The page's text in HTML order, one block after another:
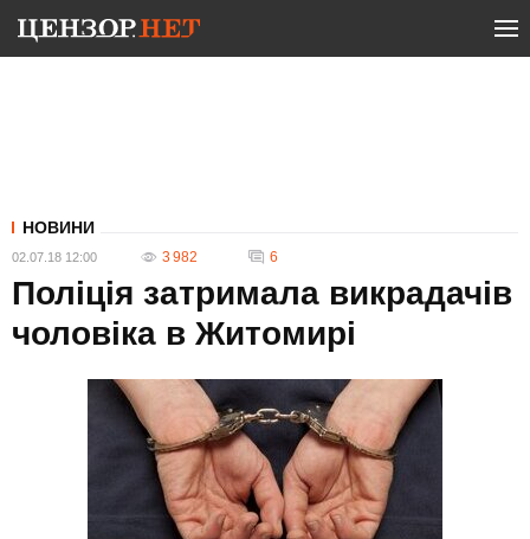
НОВИНИ
02.07.18 12:00 3 982 6
Поліція затримала викрадачів
чоловіка в Житомирі